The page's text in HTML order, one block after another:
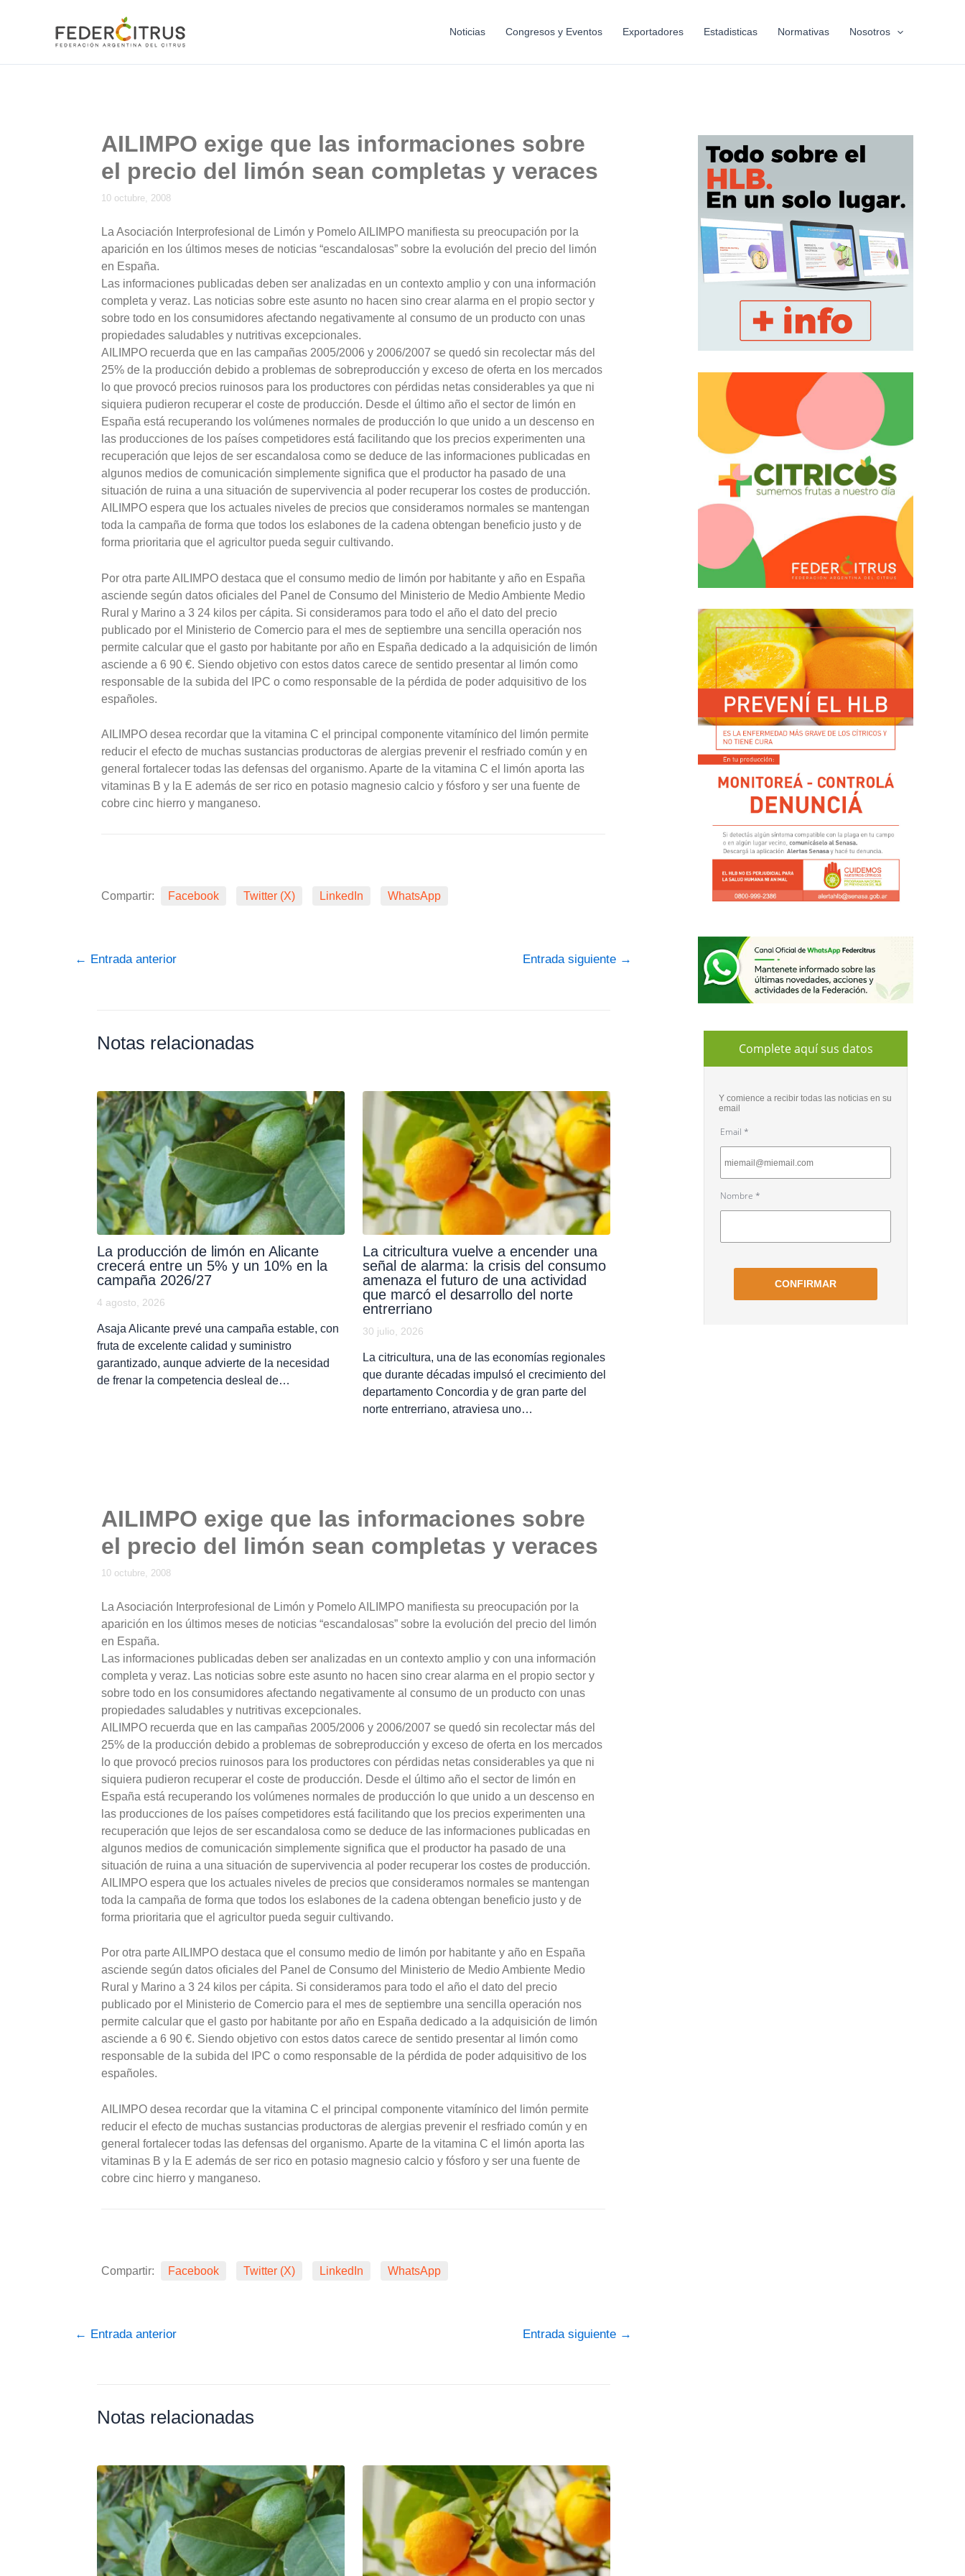
Noticias Congresos y Eventos Exportadores Estadisticas Normativas Nosotros
AILIMPO exige que las informaciones sobre
el precio del limón sean completas y veraces
10 octubre, 2008
La Asociación Interprofesional de Limón y Pomelo AILIMPO manifiesta su preocupación por la
aparición en los últimos meses de noticias “escandalosas” sobre la evolución del precio del limón
en España.
Las informaciones publicadas deben ser analizadas en un contexto amplio y con una información
completa y veraz. Las noticias sobre este asunto no hacen sino crear alarma en el propio sector y
sobre todo en los consumidores afectando negativamente al consumo de un producto con unas
propiedades saludables y nutritivas excepcionales.
AILIMPO recuerda que en las campañas 2005/2006 y 2006/2007 se quedó sin recolectar más del
25% de la producción debido a problemas de sobreproducción y exceso de oferta en los mercados
lo que provocó precios ruinosos para los productores con pérdidas netas considerables ya que ni
siquiera pudieron recuperar el coste de producción. Desde el último año el sector de limón en
España está recuperando los volúmenes normales de producción lo que unido a un descenso en
las producciones de los países competidores está facilitando que los precios experimenten una
recuperación que lejos de ser escandalosa como se deduce de las informaciones publicadas en
algunos medios de comunicación simplemente significa que el productor ha pasado de una
situación de ruina a una situación de supervivencia al poder recuperar los costes de producción.
AILIMPO espera que los actuales niveles de precios que consideramos normales se mantengan
toda la campaña de forma que todos los eslabones de la cadena obtengan beneficio justo y de
forma prioritaria que el agricultor pueda seguir cultivando.
Por otra parte AILIMPO destaca que el consumo medio de limón por habitante y año en España
asciende según datos oficiales del Panel de Consumo del Ministerio de Medio Ambiente Medio
Rural y Marino a 3 24 kilos per cápita. Si consideramos para todo el año el dato del precio
publicado por el Ministerio de Comercio para el mes de septiembre una sencilla operación nos
permite calcular que el gasto por habitante por año en España dedicado a la adquisición de limón
asciende a 6 90 €. Siendo objetivo con estos datos carece de sentido presentar al limón como
responsable de la subida del IPC o como responsable de la pérdida de poder adquisitivo de los
españoles.
AILIMPO desea recordar que la vitamina C el principal componente vitamínico del limón permite
reducir el efecto de muchas sustancias productoras de alergias prevenir el resfriado común y en
general fortalecer todas las defensas del organismo. Aparte de la vitamina C el limón aporta las
vitaminas B y la E además de ser rico en potasio magnesio calcio y fósforo y ser una fuente de
cobre cinc hierro y manganeso.
Compartir: Facebook Twitter (X) LinkedIn WhatsApp
← Entrada anterior Entrada siguiente →
Notas relacionadas
La producción de limón en Alicante
crecerá entre un 5% y un 10% en la
campaña 2026/27
4 agosto, 2026
Asaja Alicante prevé una campaña estable, con
fruta de excelente calidad y suministro
garantizado, aunque advierte de la necesidad
de frenar la competencia desleal de…
La citricultura vuelve a encender una
señal de alarma: la crisis del consumo
amenaza el futuro de una actividad
que marcó el desarrollo del norte
entrerriano
30 julio, 2026
La citricultura, una de las economías regionales
que durante décadas impulsó el crecimiento del
departamento Concordia y de gran parte del
norte entrerriano, atraviesa uno…
AILIMPO exige que las informaciones sobre
el precio del limón sean completas y veraces
10 octubre, 2008
La Asociación Interprofesional de Limón y Pomelo AILIMPO manifiesta su preocupación por la
aparición en los últimos meses de noticias “escandalosas” sobre la evolución del precio del limón
en España.
Las informaciones publicadas deben ser analizadas en un contexto amplio y con una información
completa y veraz. Las noticias sobre este asunto no hacen sino crear alarma en el propio sector y
sobre todo en los consumidores afectando negativamente al consumo de un producto con unas
propiedades saludables y nutritivas excepcionales.
AILIMPO recuerda que en las campañas 2005/2006 y 2006/2007 se quedó sin recolectar más del
25% de la producción debido a problemas de sobreproducción y exceso de oferta en los mercados
lo que provocó precios ruinosos para los productores con pérdidas netas considerables ya que ni
siquiera pudieron recuperar el coste de producción. Desde el último año el sector de limón en
España está recuperando los volúmenes normales de producción lo que unido a un descenso en
las producciones de los países competidores está facilitando que los precios experimenten una
recuperación que lejos de ser escandalosa como se deduce de las informaciones publicadas en
algunos medios de comunicación simplemente significa que el productor ha pasado de una
situación de ruina a una situación de supervivencia al poder recuperar los costes de producción.
AILIMPO espera que los actuales niveles de precios que consideramos normales se mantengan
toda la campaña de forma que todos los eslabones de la cadena obtengan beneficio justo y de
forma prioritaria que el agricultor pueda seguir cultivando.
Por otra parte AILIMPO destaca que el consumo medio de limón por habitante y año en España
asciende según datos oficiales del Panel de Consumo del Ministerio de Medio Ambiente Medio
Rural y Marino a 3 24 kilos per cápita. Si consideramos para todo el año el dato del precio
publicado por el Ministerio de Comercio para el mes de septiembre una sencilla operación nos
permite calcular que el gasto por habitante por año en España dedicado a la adquisición de limón
asciende a 6 90 €. Siendo objetivo con estos datos carece de sentido presentar al limón como
responsable de la subida del IPC o como responsable de la pérdida de poder adquisitivo de los
españoles.
AILIMPO desea recordar que la vitamina C el principal componente vitamínico del limón permite
reducir el efecto de muchas sustancias productoras de alergias prevenir el resfriado común y en
general fortalecer todas las defensas del organismo. Aparte de la vitamina C el limón aporta las
vitaminas B y la E además de ser rico en potasio magnesio calcio y fósforo y ser una fuente de
cobre cinc hierro y manganeso.
Compartir: Facebook Twitter (X) LinkedIn WhatsApp
← Entrada anterior Entrada siguiente →
Notas relacionadas